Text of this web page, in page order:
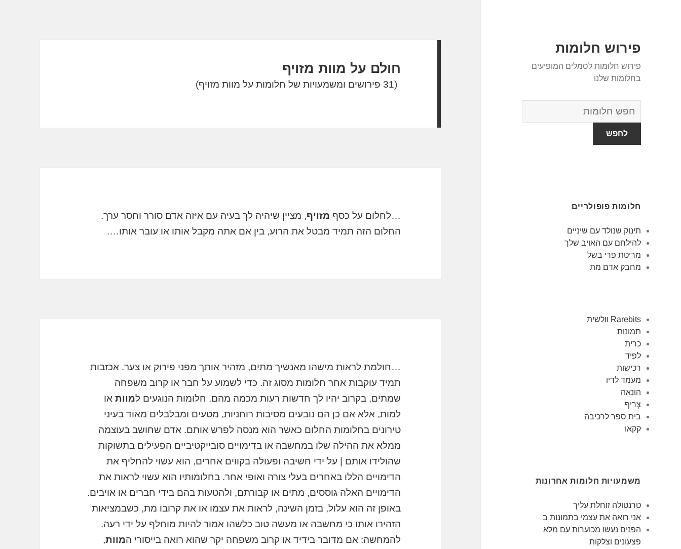
פירוש חלומות
פירוש חלומות לסמלים המופיעים
בחלומות שלנו
מילון
החלומות
חלומות פופולריים
תינוק שנולד עם שיניים
להילחם עם האויב שלך
מריטת פרי בשל
מחבק אדם מת
Rarebits וולשית
תמונות
כרית
לפיד
רכישות
מעמד לדיו
הונאה
צְרִיף
בית ספר לרכיבה
קקאו
משמעויות חלומות אחרונות
טרנטולה זוחלת עליך
אני רואה את עצמי בתמונות ב
הפנים נעשו מכוערות עם מלא
פצעונים וצלקות
חולם על מוות מזויף
(31 פירושים ומשמעויות של חלומות על מוות מזויף)
…לחלום על כסף מזויף, מציין שיהיה לך בעיה עם איזה אדם סורר וחסר ערך.
החלום הזה תמיד מבטל את הרוע, בין אם אתה מקבל אותו או עובר אותו….
…חולמת לראות מישהו מאנשיך מתים, מזהיר אותך מפני פירוק או צער. אכזבות
תמיד עוקבות אחר חלומות מסוג זה. כדי לשמוע על חבר או קרוב משפחה
שמתים, בקרוב יהיו לך חדשות רעות מכמה מהם. חלומות הנוגעים למוות או
למות, אלא אם כן הם נובעים מסיבות רוחניות, מטעים ומבלבלים מאוד בעיני
טירונים בחלומות החלום כאשר הוא מנסה לפרש אותם. אדם שחושב בעוצמה
ממלא את ההילה שלו במחשבה או בדימויים סובייקטיביים הפעילים בתשוקות
שהולידו אותם | על ידי חשיבה ופעולה בקווים אחרים, הוא עשוי להחליף את
הדימויים הללו באחרים בעלי צורה ואופי אחר. בחלומותיו הוא עשוי לראות את
הדימויים האלה גוססים, מתים או קבורתם, ולהטעות בהם בידי חברים או אויבים.
באופן זה הוא עלול, בזמן השינה, לראות את עצמו או את קרובו מת, כשבמציאות
הזהירו אותו כי מחשבה או מעשה טוב כלשהו אמור להיות מוחלף על ידי רעה.
להמחשה: אם מדובר בידיד או קרוב משפחה יקר שהוא רואה בייסורי המוות,